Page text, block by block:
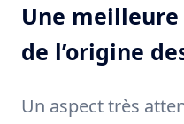
Une
de l’origine
Un aspect très